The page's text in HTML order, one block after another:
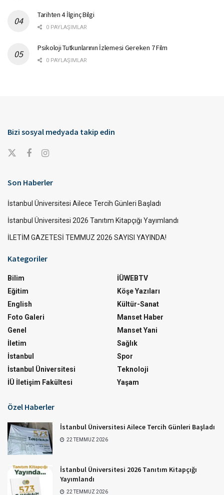
Tarihten 4 İlginç Bilgi
0 PAYLAŞIMLAR
Psikoloji Tutkunlarının İzlemesi Gereken 7 Film
0 PAYLAŞIMLAR
Bizi sosyal medyada takip edin
Son Haberler
İstanbul Üniversitesi Ailece Tercih Günleri Başladı
İstanbul Üniversitesi 2026 Tanıtım Kitapçığı Yayımlandı
İLETİM GAZETESİ TEMMUZ 2026 SAYISI YAYINDA!
Kategoriler
Bilim
Eğitim
English
Foto Galeri
Genel
İletim
İstanbul
İstanbul Üniversitesi
İÜ İletişim Fakültesi
İÜWEBTV
Köşe Yazıları
Kültür-Sanat
Manset Haber
Manset Yani
Sağlık
Spor
Teknoloji
Yaşam
Özel Haberler
İstanbul Üniversitesi Ailece Tercih Günleri Başladı
22 TEMMUZ 2026
İstanbul Üniversitesi 2026 Tanıtım Kitapçığı
Yayımlandı
22 TEMMUZ 2026